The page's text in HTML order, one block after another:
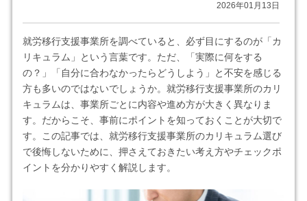
2026年01月13日
就労移行支援事業所を調べていると、必ず目にするのが「カ
リキュラム」という言葉です。ただ、「実際に何をする
の？」「自分に合わなかったらどうしよう」と不安を感じる
方も多いのではないでしょうか。就労移行支援事業所のカリ
キュラムは、事業所ごとに内容や進め方が大きく異なりま
す。だからこそ、事前にポイントを知っておくことが大切で
す。この記事では、就労移行支援事業所のカリキュラム選び
で後悔しないために、押さえておきたい考え方やチェックポ
イントを分かりやすく解説します。